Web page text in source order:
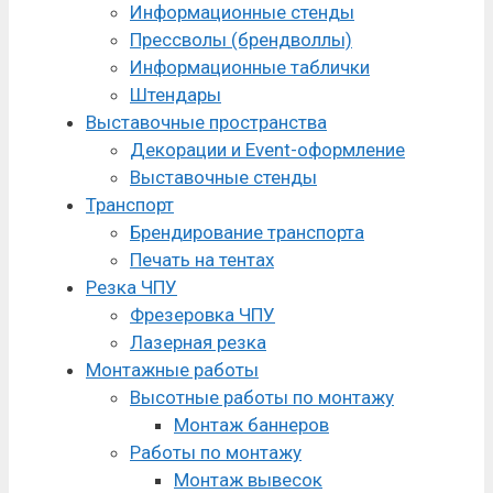
Информационные стенды
Прессволы (брендволлы)
Информационные таблички
Штендары
Выставочные пространства
Декорации и Event-оформление
Выставочные стенды
Транспорт
Брендирование транспорта
Печать на тентах
Резка ЧПУ
Фрезеровка ЧПУ
Лазерная резка
Монтажные работы
Высотные работы по монтажу
Монтаж баннеров
Работы по монтажу
Монтаж вывесок